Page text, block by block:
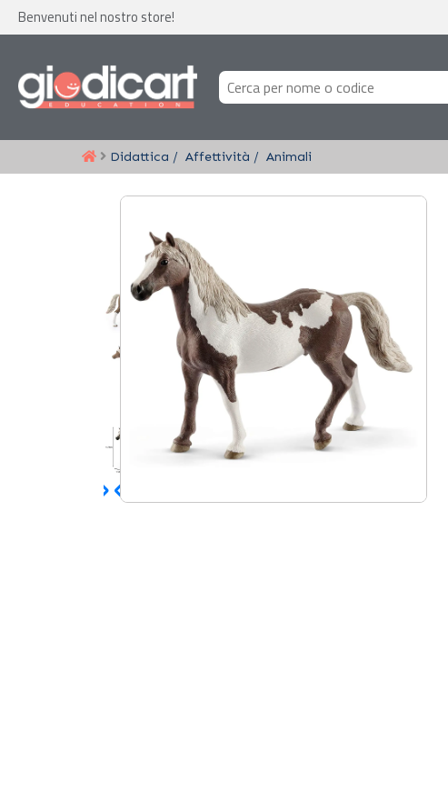
Benvenuti nel nostro store!
Didattica Affettività Animali